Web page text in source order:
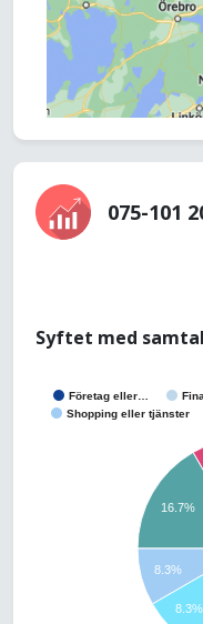
075-101
Syftet med
Företag eller…
Shopping eller tjänster
16.7%
8.3%
8.3%